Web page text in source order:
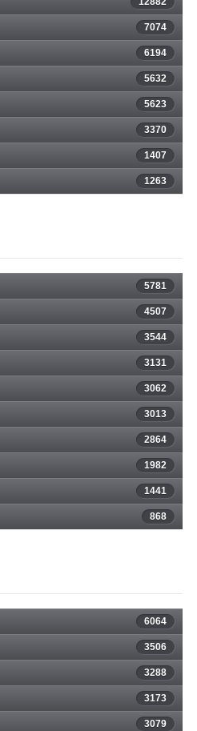
Racing 7074
6194
5632
5623
3370
1407
1263
5781
4507
3544
3131
3062
3013
2864
1982
1441
868
6064
3506
3288
3173
3079